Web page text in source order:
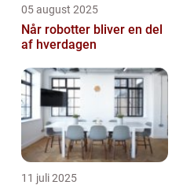
05 august 2025
Når robotter bliver en del
af hverdagen
11 juli 2025